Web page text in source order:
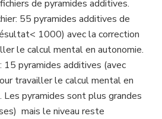
additives
de pyramides additives.
55 pyramides additives de
1000) avec la correction
le calcul mental en autonomie.
15 pyramides additives (avec
travailler le calcul mental en
Les pyramides sont plus grandes
mais le niveau reste